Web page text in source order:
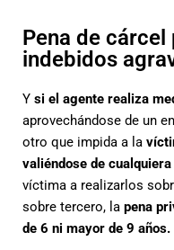
Pena de
indebidos
Y si el agente realiza
aprovechándose de un
otro que impida a la
valiéndose de
víctima a realizarlos
sobre tercero, la pena
de 6 ni mayor de 9 años.